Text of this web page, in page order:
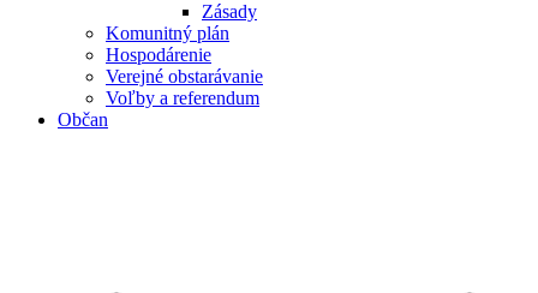
Zásady
Komunitný plán
Hospodárenie
Verejné obstarávanie
Voľby a referendum
Občan